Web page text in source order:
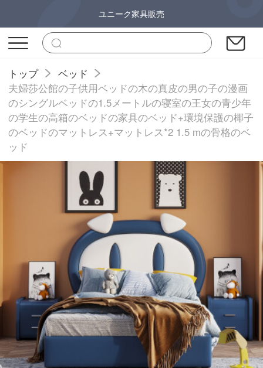
ユニーク家具販売
トップ
ベッド
夫婦莎公館の子供用ベッドの木の真皮の男の子の漫画
のシングルベッドの1.5メートルの寝室の王女の青少年
の学生の高箱のベッドの家具のベッド+環境保護の椰子
のベッドのマットレス+マットレス*2 1.5 mの骨格のベ
ッド